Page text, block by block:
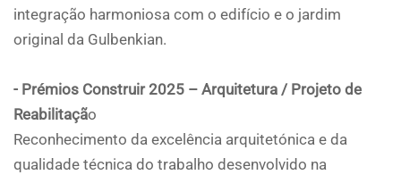
integração harmoniosa com o edifício e o jardim
original da Gulbenkian.
- Prémios Construir 2025 – Arquitetura / Projeto de
Reabilitação
Reconhecimento da excelência arquitetónica e da
qualidade técnica do trabalho desenvolvido na